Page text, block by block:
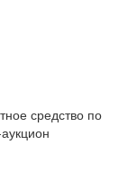
средство по